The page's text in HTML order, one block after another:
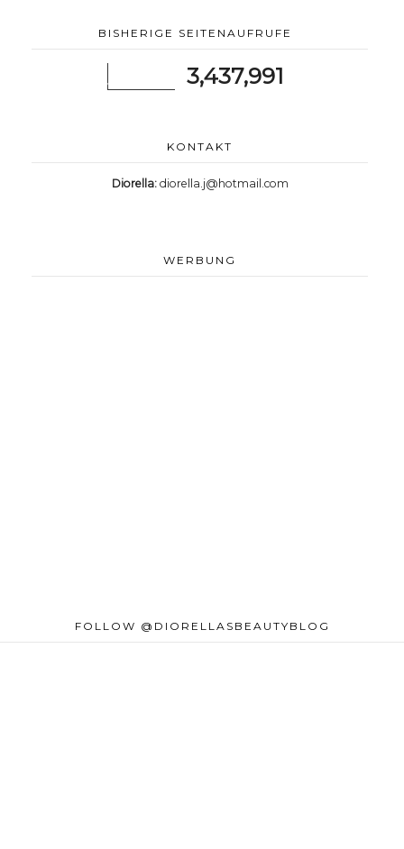
BISHERIGE SEITENAUFRUFE
3,437,991
KONTAKT
Diorella: diorella.j@hotmail.com
WERBUNG
FOLLOW @DIORELLASBEAUTYBLOG